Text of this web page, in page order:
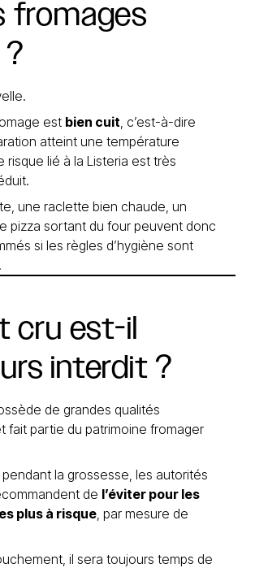
fromages
?
est bien cuit, c’est-à-dire
atteint une température
risque lié à la Listeria est très
une raclette bien chaude, un
pizza sortant du four peuvent donc
si les règles d’hygiène sont
cru est-il
interdit ?
de grandes qualités
fait partie du patrimoine fromager
la grossesse, les autorités
de l’éviter pour les
plus à risque, par mesure de
il sera toujours temps de